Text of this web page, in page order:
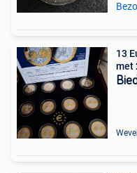
13
met